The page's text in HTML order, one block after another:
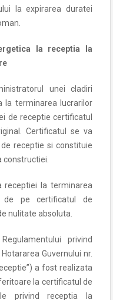
la expirarea duratei
la receptia la
unei cladiri
la terminarea lucrarilor
de receptie certificatul
Certificatul se va
receptie si constituie
receptiei la terminarea
de pe certificatul de
nulitate absoluta.
privind
Guvernului nr.
a fost realizata
la certificatul de
privind receptia la